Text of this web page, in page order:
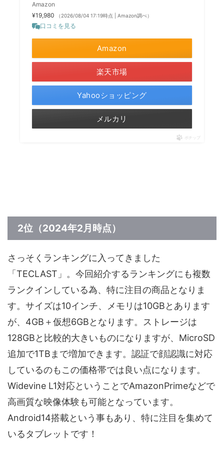
Amazon
¥19,980
（2026/08/04 17:19時点 | Amazon調べ）
口コミを見る
Amazon
楽天市場
Yahooショッピング
メルカリ
ポチップ
2位（2024年2月時点）
さっそくランキングに入ってきました
「TECLAST」。今回紹介するランキングにも複数
ランクインしている為、特に注目の商品となりま
す。サイズは10インチ、メモリは10GBとあります
が、4GB＋仮想6GBとなります。ストレージは
128GBと比較的大きいものになりますが、MicroSD
追加で1TBまで増加できます。認証で顔認識に対応
しているのもこの価格帯では良い点になります。
Widevine L1対応ということでAmazonPrimeなどで
高画質な映像体験も可能となっています。
Android14搭載という事もあり、特に注目を集めて
いるタブレットです！